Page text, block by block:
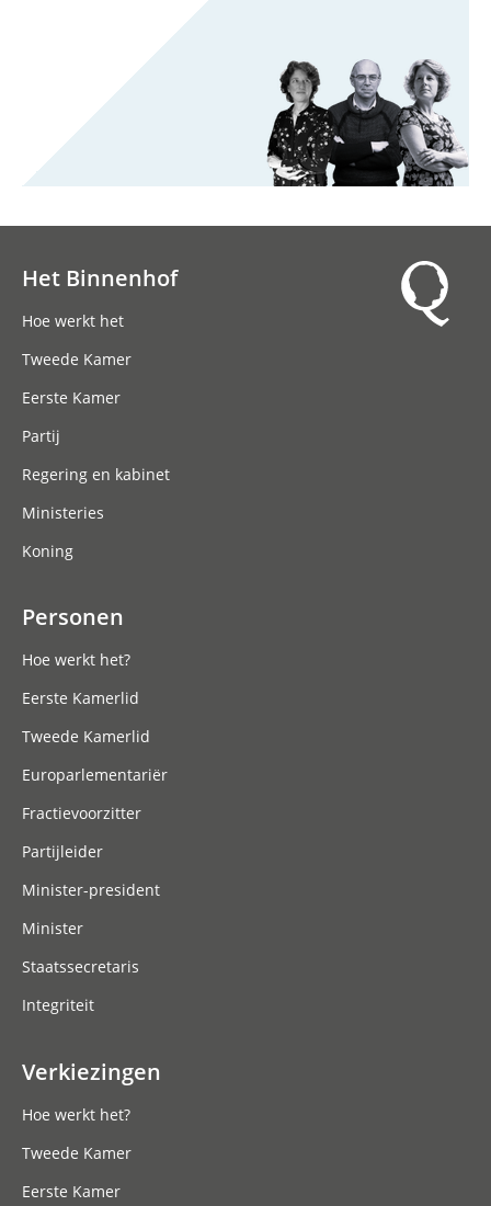
Het Binnenhof
Hoe werkt het
Tweede Kamer
Eerste Kamer
Partij
Regering en kabinet
Ministeries
Koning
Personen
Hoe werkt het?
Eerste Kamerlid
Tweede Kamerlid
Europarlementariër
Fractievoorzitter
Partijleider
Minister-president
Minister
Staatssecretaris
Integriteit
Verkiezingen
Hoe werkt het?
Tweede Kamer
Eerste Kamer